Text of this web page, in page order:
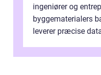
ingeniører og
byggematerialers
leverer præcise